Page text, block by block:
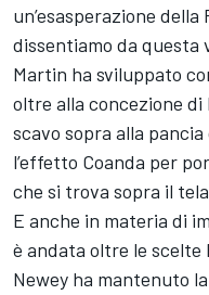
un’esasperazione
dissentiamo da questa
Martin ha sviluppato
oltre alla concezione di
scavo sopra alla
l’effetto Coanda per
che si trova sopra il
E anche in materia di
è andata oltre le scelte
Newey ha mantenuto